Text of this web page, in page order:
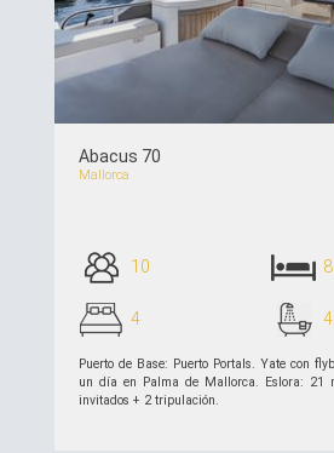
Previous
Abacus 70
Mallorca
10 8
4 4
Puerto de Base: Puerto Portals. Yate con
un día en Palma de Mallorca. Eslora: 21
invitados + 2 tripulación.